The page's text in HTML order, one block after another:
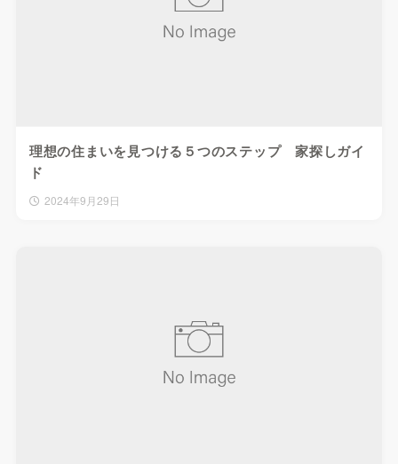
理想の住まいを見つける５つのステップ 家探しガイ
ド
2024年9月29日